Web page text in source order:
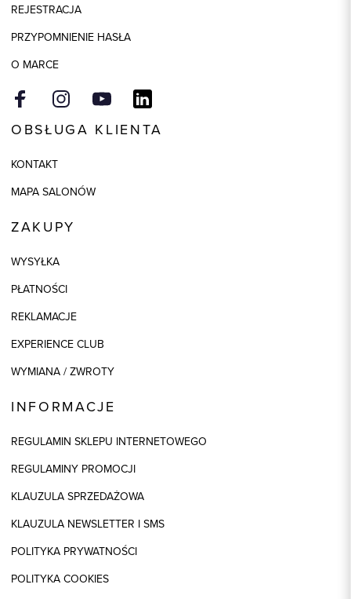
REJESTRACJA
PRZYPOMNIENIE HASŁA
O MARCE
OBSŁUGA KLIENTA
KONTAKT
MAPA SALONÓW
ZAKUPY
WYSYŁKA
PŁATNOŚCI
REKLAMACJE
EXPERIENCE CLUB
WYMIANA / ZWROTY
INFORMACJE
REGULAMIN SKLEPU INTERNETOWEGO
REGULAMINY PROMOCJI
KLAUZULA SPRZEDAŻOWA
KLAUZULA NEWSLETTER I SMS
POLITYKA PRYWATNOŚCI
POLITYKA COOKIES